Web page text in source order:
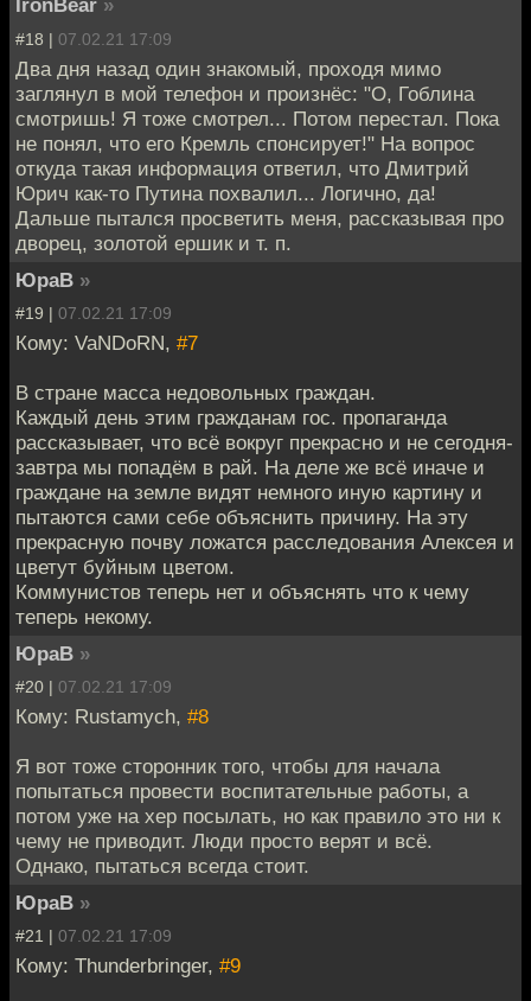
IronBear »
#18 | 07.02.21 17:09
Два дня назад один знакомый, проходя мимо
заглянул в мой телефон и произнёс: "О, Гоблина
смотришь! Я тоже смотрел... Потом перестал. Пока
не понял, что его Кремль спонсирует!" На вопрос
откуда такая информация ответил, что Дмитрий
Юрич как-то Путина похвалил... Логично, да!
Дальше пытался просветить меня, рассказывая про
дворец, золотой ершик и т. п.
ЮраВ »
#19 | 07.02.21 17:09
Кому: VaNDoRN, #7
В стране масса недовольных граждан.
Каждый день этим гражданам гос. пропаганда
рассказывает, что всё вокруг прекрасно и не сегодня-
завтра мы попадём в рай. На деле же всё иначе и
граждане на земле видят немного иную картину и
пытаются сами себе объяснить причину. На эту
прекрасную почву ложатся расследования Алексея и
цветут буйным цветом.
Коммунистов теперь нет и объяснять что к чему
теперь некому.
ЮраВ »
#20 | 07.02.21 17:09
Кому: Rustamych, #8
Я вот тоже сторонник того, чтобы для начала
попытаться провести воспитательные работы, а
потом уже на хер посылать, но как правило это ни к
чему не приводит. Люди просто верят и всё.
Однако, пытаться всегда стоит.
ЮраВ »
#21 | 07.02.21 17:09
Кому: Thunderbringer, #9